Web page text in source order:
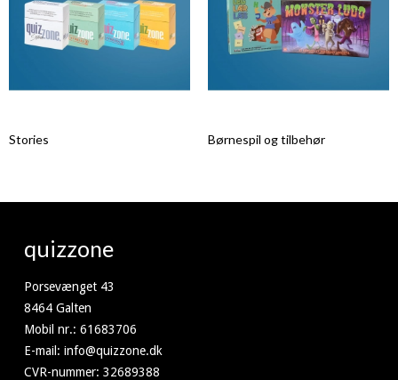
Stories Børnespil og tilbehør
quizzone
Porsevænget 43
8464 Galten
Mobil nr.: 61683706
E-mail : info@quizzone.dk
CVR-nummer: 32689388